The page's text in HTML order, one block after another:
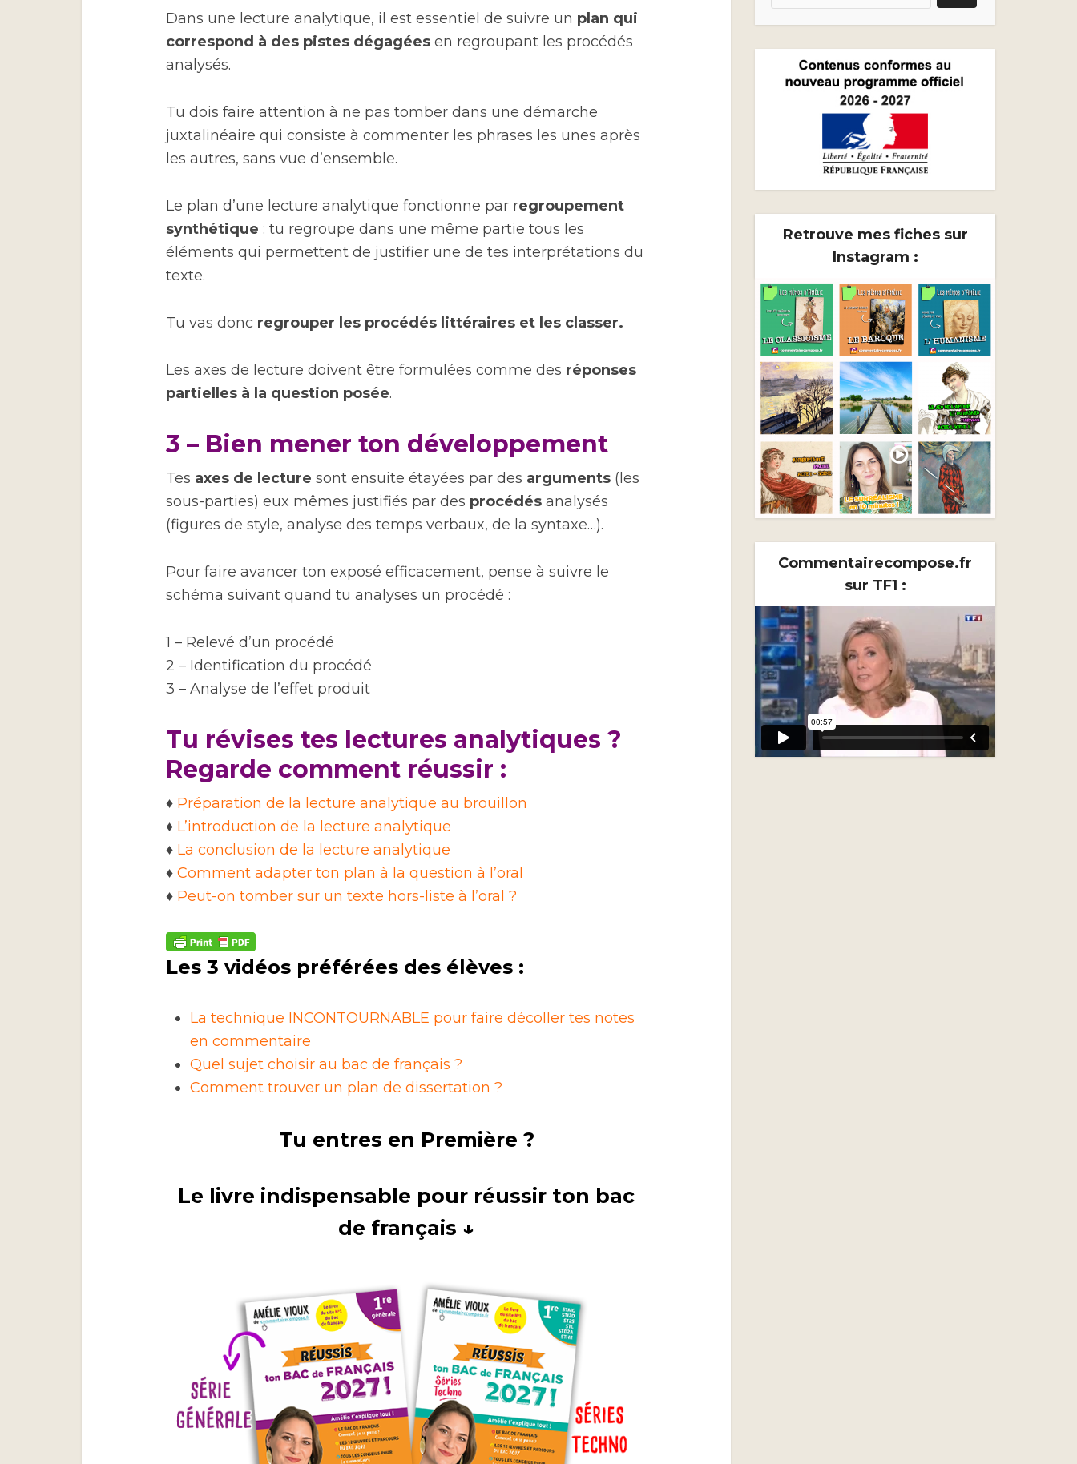
Dans une lecture analytique, il est essentiel de suivre un plan qui
correspond à des pistes dégagées en regroupant les procédés
analysés.
Tu dois faire attention à ne pas tomber dans une démarche
juxtalinéaire qui consiste à commenter les phrases les unes après
les autres, sans vue d’ensemble.
Le plan d’une lecture analytique fonctionne par regroupement
synthétique : tu regroupe dans une même partie tous les
éléments qui permettent de justifier une de tes interprétations du
texte.
Tu vas donc regrouper les procédés littéraires et les classer.
Les axes de lecture doivent être formulées comme des réponses
partielles à la question posée.
3 – Bien mener ton développement
Tes axes de lecture sont ensuite étayées par des arguments (les
sous-parties) eux mêmes justifiés par des procédés analysés
(figures de style, analyse des temps verbaux, de la syntaxe…).
Pour faire avancer ton exposé efficacement, pense à suivre le
schéma suivant quand tu analyses un procédé :
1 – Relevé d’un procédé
2 – Identification du procédé
3 – Analyse de l’effet produit
Tu révises tes lectures analytiques ?
Regarde comment réussir :
♦ Préparation de la lecture analytique au brouillon
♦ L’introduction de la lecture analytique
♦ La conclusion de la lecture analytique
♦ Comment adapter ton plan à la question à l’oral
♦ Peut-on tomber sur un texte hors-liste à l’oral ?
Les 3 vidéos préférées des élèves :
La technique INCONTOURNABLE pour faire décoller tes notes
en commentaire
Quel sujet choisir au bac de français ?
Comment trouver un plan de dissertation ?
Tu entres en Première ?
Le livre indispensable pour réussir ton bac
de français ↓
Retrouve mes fiches sur
Instagram :
Commentairecompose.fr
sur TF1 :